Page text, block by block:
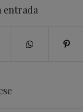
entrada